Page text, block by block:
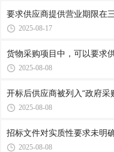
要求供应商提供营业期限在
2025-08-17
货物采购项目中，可以要求
2025-08-08
开标后供应商被列入“政府
2025-08-08
招标文件对实质性要求未明
2025-08-08